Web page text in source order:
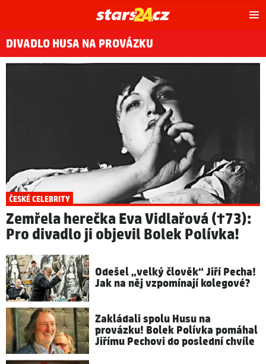
DIVADLO HUSA NA PROVÁZKU
ČESKÉ CELEBRITY
Zemřela herečka Eva Vidlařová (†73):
Pro divadlo ji objevil Bolek Polívka!
Odešel „velký člověk“ Jiří Pecha!
Jak na něj vzpomínají kolegové?
Zakládali spolu Husu na
provázku! Bolek Polívka pomáhal
Jiřímu Pechovi do poslední chvíle